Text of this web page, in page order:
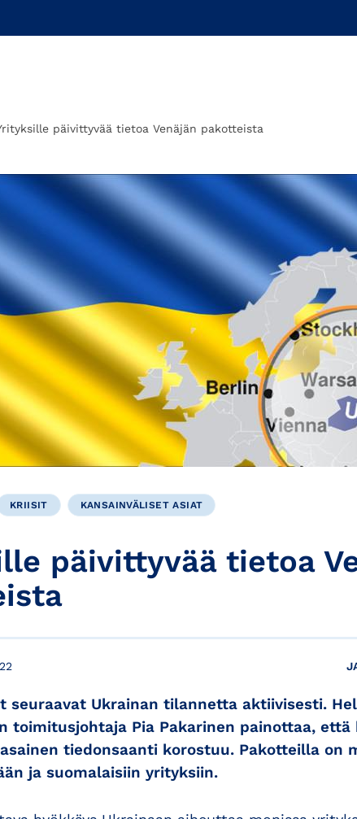
päivittyvää tietoa Venäjän pakotteista
KRIISIT KANSAINVÄLISET ASIAT
päivittyvää tietoa
seuraavat Ukrainan tilannetta aktiivisesti.
toimitusjohtaja Pia Pakarinen painottaa,
tiedonsaanti korostuu. Pakotteilla on
ja suomalaisiin yrityksiin.